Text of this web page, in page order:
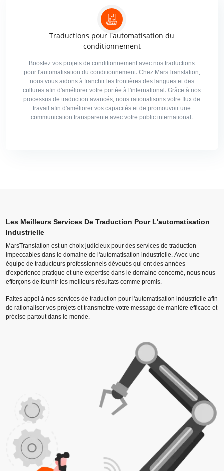
Traductions pour l'automatisation du
conditionnement
Boostez vos projets de conditionnement avec nos traductions
pour l'automatisation du conditionnement. Chez MarsTranslation,
nous vous aidons à franchir les frontières des langues et des
cultures afin d'améliorer votre portée à l'international. Grâce à nos
processus de traduction avancés, nous rationalisons votre flux de
travail afin d'améliorer vos capacités et de promouvoir une
communication transparente avec votre public international.
Les Meilleurs Services De Traduction Pour L'automatisation
Industrielle
MarsTranslation est un choix judicieux pour des services de traduction
impeccables dans le domaine de l'automatisation industrielle. Avec une
équipe de traducteurs professionnels dévoués qui ont des années
d'expérience pratique et une expertise dans le domaine concerné, nous nous
efforçons de fournir les meilleurs résultats comme promis.
Faites appel à nos services de traduction pour l'automatisation industrielle afin
de rationaliser vos projets et transmettre votre message de manière efficace et
précise partout dans le monde.